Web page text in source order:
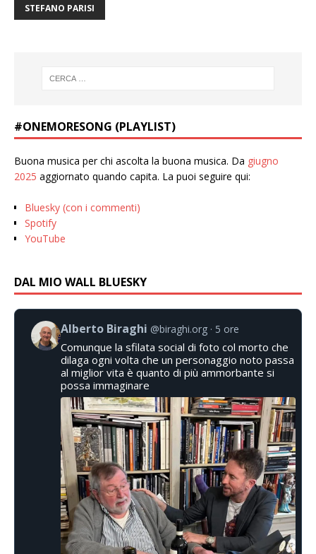
STEFANO PARISI
#ONEMORESONG (PLAYLIST)
Buona musica per chi ascolta la buona musica. Da giugno
2025 aggiornato quando capita. La puoi seguire qui:
Bluesky (con i commenti)
Spotify
YouTube
DAL MIO WALL BLUESKY
Alberto Biraghi @biraghi.org 5 ore
Comunque la sfilata social di foto col morto che
dilaga ogni volta che un personaggio noto passa
al miglior vita è quanto di più ammorbante si
possa immaginare